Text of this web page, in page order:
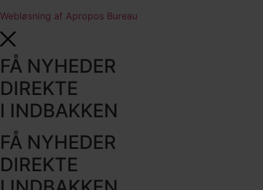
Webløsning af Apropos Bureau
FÅ NYHEDER
DIREKTE
I INDBAKKEN
FÅ NYHEDER
DIREKTE